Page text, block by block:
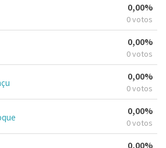
0,00%
0 votos
0,00%
0 votos
0,00%
0 votos
0,00%
0 votos
0,00%